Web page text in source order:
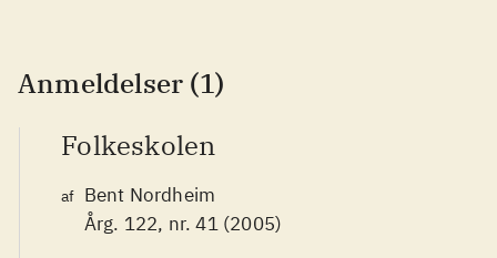
Anmeldelser (1)
Folkeskolen
af Bent Nordheim
Årg. 122, nr. 41 (2005)